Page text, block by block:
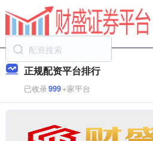
正规配资平台排行
已收录999+家平台